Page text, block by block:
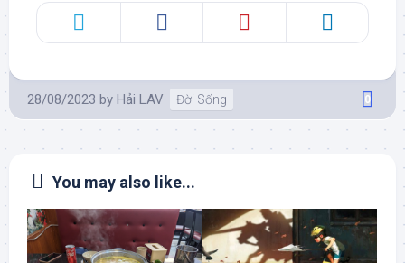
28/08/2023 by Hải LAV Đời Sống 0
You may also like...